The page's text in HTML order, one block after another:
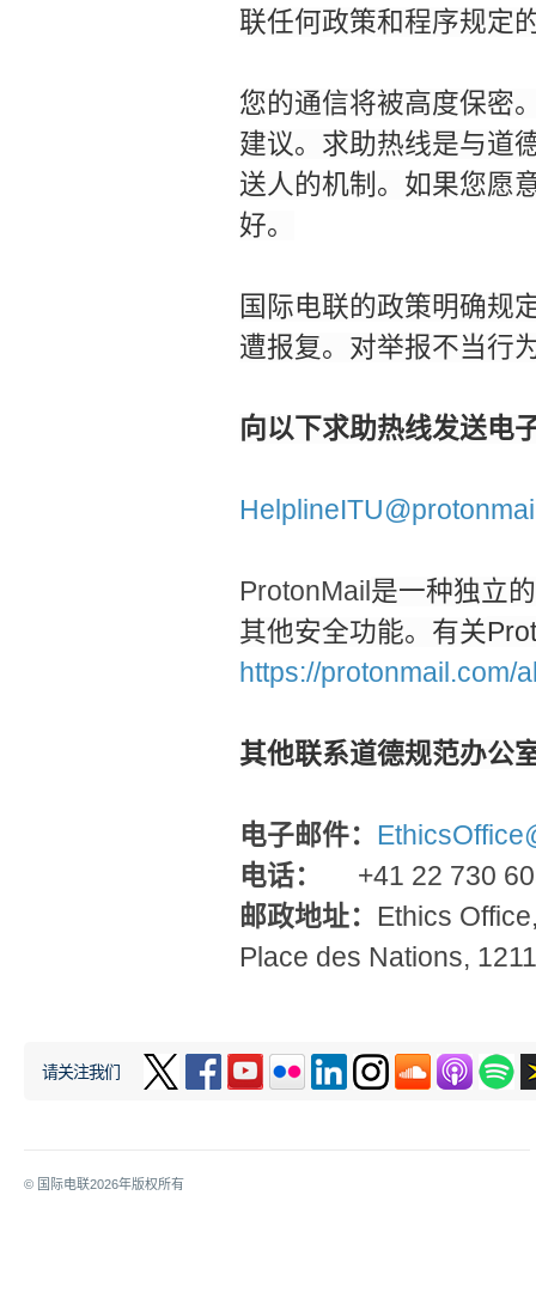
联任何政策和程序规定
您的通信将被高度保密
建议。求助热线是与道
送人的机制。如果您愿
好。
国际电联的政策明确规
遭报复。对举报不当行
向以下求助热线发送电
ProtonMail是一种独立
其他安全功能。有关
https://protonmail.com/
其他联系道德规范办公
电子邮件：
电话：
+41 22 730
邮政地址： Ethics
Place des Nations,
请关注我们
© 国际电联2026年版权所有